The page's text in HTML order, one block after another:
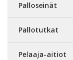
Palloseinät
Pallotutkat
Pelaaja-aitiot